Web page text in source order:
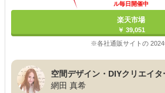
ル毎日開催中
楽天市場
￥ 39,051
※各社通販サイトの
空間デザイン・DIYクリエイタ
網田 真希